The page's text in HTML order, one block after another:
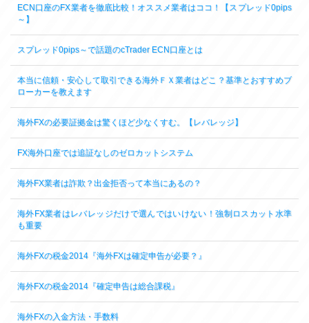
ECN口座のFX業者を徹底比較！オススメ業者はココ！【スプレッド0pips
～】
スプレッド0pips～で話題のcTrader ECN口座とは
本当に信頼・安心して取引できる海外ＦＸ業者はどこ？基準とおすすめブ
ローカーを教えます
海外FXの必要証拠金は驚くほど少なくすむ。【レバレッジ】
FX海外口座では追証なしのゼロカットシステム
海外FX業者は詐欺？出金拒否って本当にあるの？
海外FX業者はレバレッジだけで選んではいけない！強制ロスカット水準
も重要
海外FXの税金2014『海外FXは確定申告が必要？』
海外FXの税金2014『確定申告は総合課税』
海外FXの入金方法・手数料